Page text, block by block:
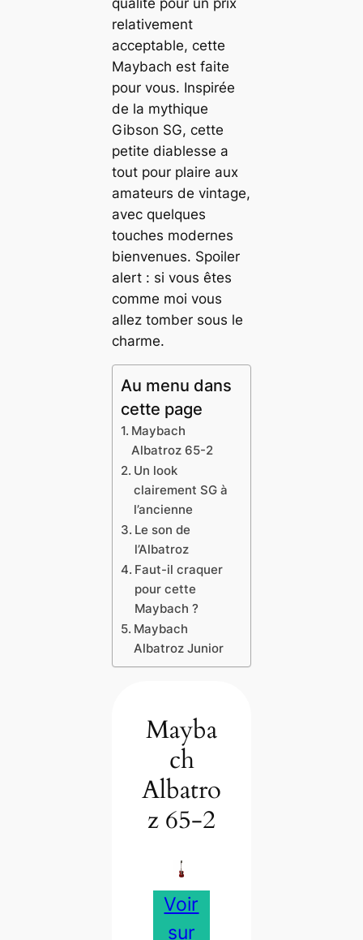
relativement
acceptable, cette
Maybach est faite
pour vous. Inspirée
de la mythique
Gibson SG, cette
petite diablesse a
tout pour plaire aux
amateurs de vintage,
avec quelques
touches modernes
bienvenues. Spoiler
alert : si vous êtes
comme moi vous
allez tomber sous le
charme.
Au menu dans
cette page
Maybach
Albatroz 65-2
Un look
clairement SG à
l’ancienne
Le son de
l’Albatroz
Faut-il craquer
pour cette
Maybach ?
Maybach
Albatroz Junior
Mayba
ch
Albatro
z 65-2
Voir
sur